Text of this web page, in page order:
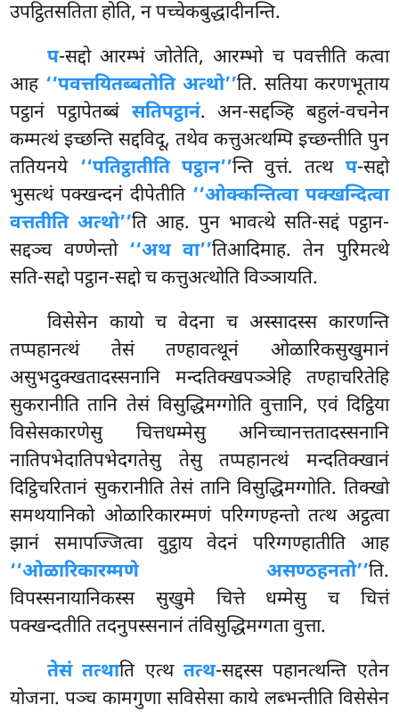
उपट्ठितसतिता होति, न पच्चेकबुद्धादीनन्ति.
प-सद्दो आरम्भं जोतेति, आरम्भो च पवत्तीति कत्वा
आह ‘‘पवत्तयितब्बतोति अत्थो’’ति. सतिया करणभूताय
पट्ठानं पट्ठापेतब्बं सतिपट्ठानं. अन-सद्दञ्हि बहुलं-वचनेन
कम्मत्थं इच्छन्ति सद्दविदू, तथेव कत्तुअत्थम्पि इच्छन्तीति पुन
ततियनये ‘‘पतिट्ठातीति पट्ठान’’न्ति वुत्तं. तत्थ प-सद्दो
भुसत्थं पक्खन्दनं दीपेतीति ‘‘ओक्कन्तित्वा पक्खन्दित्वा
वत्ततीति अत्थो’’ति आह. पुन भावत्थे सति-सद्दं पट्ठान-
सद्दञ्च वण्णेन्तो ‘‘अथ वा’’तिआदिमाह. तेन पुरिमत्थे
सति-सद्दो पट्ठान-सद्दो च कत्तुअत्थोति विञ्ञायति.
विसेसेन कायो च वेदना च अस्सादस्स कारणन्ति
तप्पहानत्थं तेसं तण्हावत्थूनं ओळारिकसुखुमानं
असुभदुक्खतादस्सनानि मन्दतिक्खपञ्ञेहि तण्हाचरितेहि
सुकरानीति तानि तेसं विसुद्धिमग्गोति वुत्तानि, एवं दिट्ठिया
विसेसकारणेसु चित्तधम्मेसु अनिच्चानत्ततादस्सनानि
नातिपभेदातिपभेदगतेसु तेसु तप्पहानत्थं मन्दतिक्खानं
दिट्ठिचरितानं सुकरानीतितेसं तानि विसुद्धिमग्गोति. तिक्खो
समथयानिको ओळारिकारम्मणं परिग्गण्हन्तो तत्थ अट्ठत्वा
झानं समापज्जित्वा वुट्ठाय वेदनं परिग्गण्हातीति आह
‘‘ओळारिकारम्मणे असण्ठहनतो’’ति.
विपस्सनायानिकस्स सुखुमे चित्ते धम्मेसु च चित्तं
पक्खन्दतीति तदनुपस्सनानं तंविसुद्धिमग्गता वुत्ता.
तेसं तत्थाति एत्थतत्थ-सद्दस्स पहानत्थन्ति एतेन
योजना. पञ्च कामगुणा सविसेसा काये लब्भन्तीति विसेसेन